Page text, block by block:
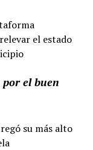
el estado
el buen
su más alto